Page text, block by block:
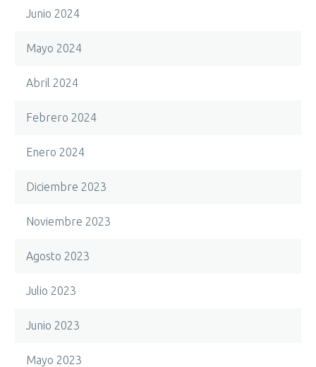
Junio 2024
Mayo 2024
Abril 2024
Febrero 2024
Enero 2024
Diciembre 2023
Noviembre 2023
Agosto 2023
Julio 2023
Junio 2023
Mayo 2023